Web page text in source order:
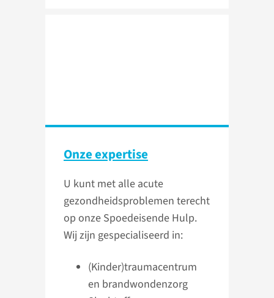
Onze expertise
U kunt met alle acute
gezondheidsproblemen terecht
op onze Spoedeisende Hulp.
Wij zijn gespecialiseerd in:
(Kinder)traumacentrum
en brandwondenzorg